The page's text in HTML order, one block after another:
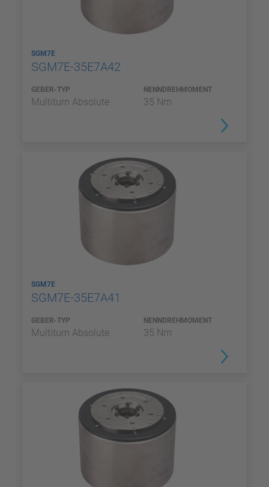
SGM7E
SGM7E-35E7A42
GEBER-TYP
Multiturn Absolute
NENNDREHMOMENT
35 Nm
SGM7E
SGM7E-35E7A41
GEBER-TYP
Multiturn Absolute
NENNDREHMOMENT
35 Nm